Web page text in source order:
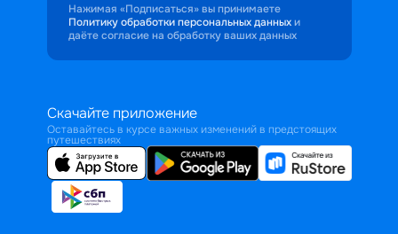
Нажимая «Подписаться» вы принимаете
Политику обработки персональных данных и
даёте согласие на обработку ваших данных
Скачайте приложение
Оставайтесь в курсе важных изменений в предстоящих
путешествиях